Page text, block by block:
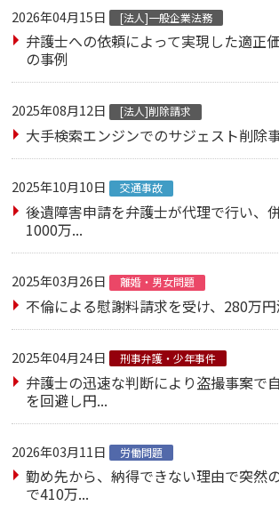
2026年04月15日 [法人]一般企業法務
弁護士への依頼によって実現した適正
の事例
2025年08月12日 [法人]削除請求
大手検索エンジンでのサジェスト削除
2025年10月10日 交通事故
後遺障害申請を弁護士が代理で行い、
1000万...
2025年03月26日 離婚・男女問題
不倫による慰謝料請求を受け、280万
2025年04月24日 刑事弁護・少年事件
弁護士の迅速な判断により盗撮事案で
を回避し円...
2026年03月11日 労働問題
勤め先から、納得できない理由で突然
で410万...